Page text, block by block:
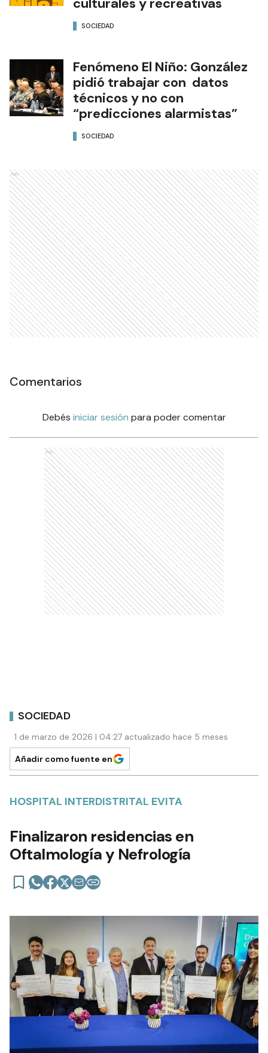
SOCIEDAD
Fenómeno El Niño: González
pidió trabajar con datos
técnicos y no con
“predicciones alarmistas”
SOCIEDAD
Ads
Comentarios
Debés iniciar sesión para poder comentar
Ads
SOCIEDAD
1 de marzo de 2026 | 04:27 actualizado hace 5 meses
Añadir como fuente en
HOSPITAL INTERDISTRITAL EVITA
Finalizaron residencias en
Oftalmología y Nefrología